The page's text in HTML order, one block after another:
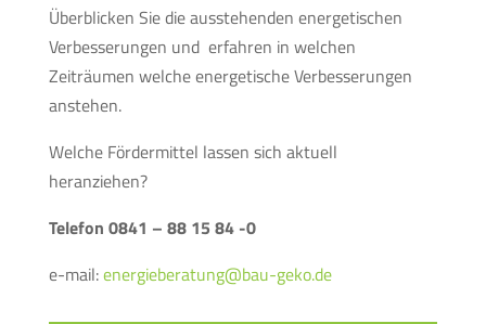
Überblicken Sie die ausstehenden energetischen
Verbesserungen und erfahren in welchen
Zeiträumen welche energetische Verbesserungen
anstehen.
Welche Fördermittel lassen sich aktuell
heranziehen?
Telefon 0841 – 88 15 84 -0
e-mail:energieberatung@bau-geko.de